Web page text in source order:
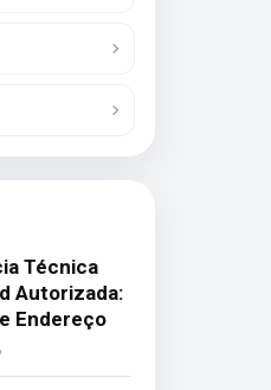
Técnica
Autorizada:
Endereço